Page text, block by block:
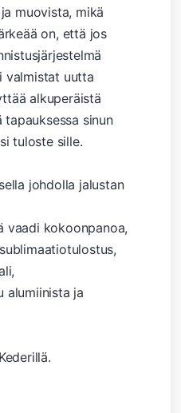
muovista, mikä
on, että jos
valmistat uutta
alkuperäistä
sinun
tuloste sille.
johdolla jalustan
vaadi kokoonpanoa,
alumiinista ja